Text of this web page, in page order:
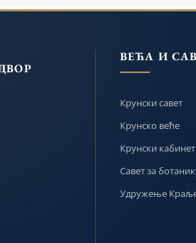
ВЕЋА И
Крунски савет
Крунско веће
Крунски кабинет
Савет за
Удружење